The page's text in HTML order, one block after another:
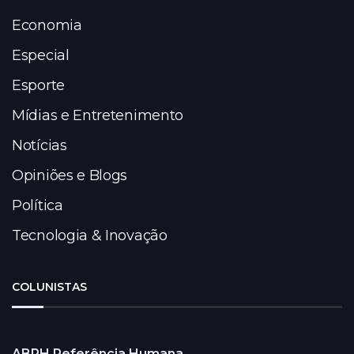
Economia
Especial
Esporte
Mídias e Entretenimento
Notícias
Opiniões e Blogs
Política
Tecnologia & Inovação
COLUNISTAS